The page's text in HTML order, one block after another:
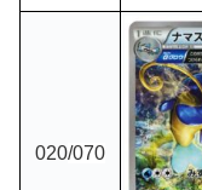
020/070